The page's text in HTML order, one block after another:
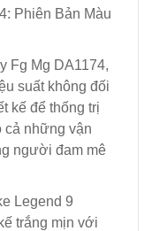
Phiên Bản Màu
Fg Mg DA1174,
suất không đối
kế để thống trị
cả những vận
người đam mê
Legend 9
trắng mịn với